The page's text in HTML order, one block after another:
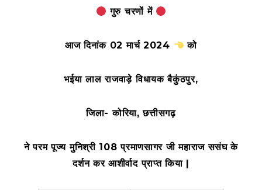
गुरु चरणों में
आज दिनांक 02 मार्च 2024 को
भईया लाल राजवाड़े विधायक बैकुंठपुर,
जिला- कोरिया, छत्तीसगढ़
ने परम पूज्य मुनिश्री 108 प्रमाणसागर जी महाराज ससंघ के
दर्शन कर आशीर्वाद प्राप्त किया |